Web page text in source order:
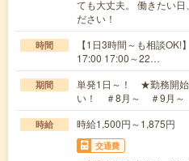
ても大丈夫。 働きたい
ださい！
時間
【1日3時間～も相談
17:00 17:00～22…
期間
単発1日～！ ★勤務開始
い！ ＃8月～ ＃9月～
時給 時給1,500円～1,875円
交通費